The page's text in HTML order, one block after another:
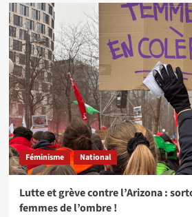
Féminisme National
Lutte et grève contre l’Arizona :
femmes de l’ombre !